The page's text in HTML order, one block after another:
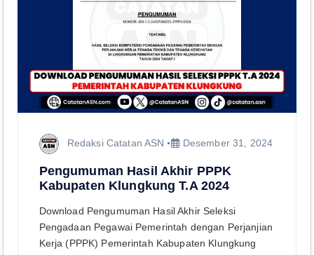
Redaksi Catatan ASN Desember 31, 2024
Pengumuman Hasil Akhir PPPK
Kabupaten Klungkung T.A 2024
Download Pengumuman Hasil Akhir Seleksi
Pengadaan Pegawai Pemerintah dengan Perjanjian
Kerja (PPPK) Pemerintah Kabupaten Klungkung